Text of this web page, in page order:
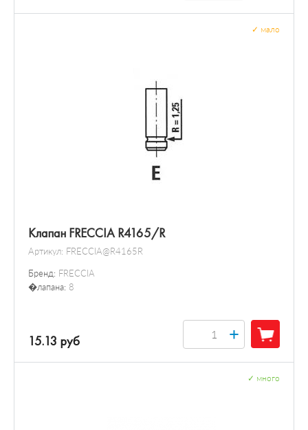
Клапан FRECCIA R4165/R
Артикул: FRECCIA@R4165R
Бренд: FRECCIA
�лапана: 8
мало
15.13 руб +
много